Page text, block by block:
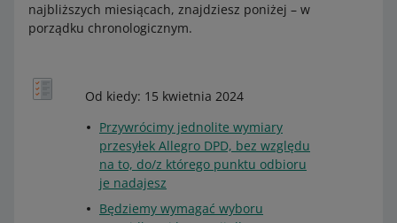
najbliższych miesiącach, znajdziesz poniżej – w
porządku chronologicznym.
Od kiedy: 15 kwietnia 2024
Przywrócimy jednolite wymiary
przesyłek Allegro DPD, bez względu
na to, do/z którego punktu odbioru
je nadajesz
Będziemy wymagać wyboru